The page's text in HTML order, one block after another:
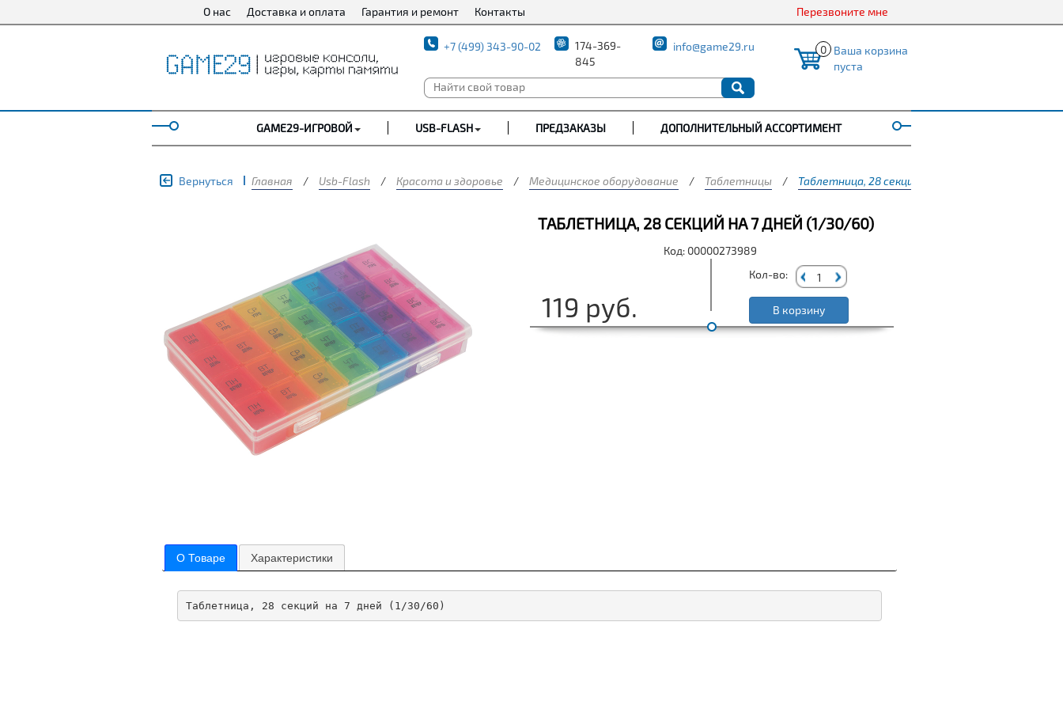
О нас Доставка и оплата Гарантия и ремонт Контакты Перезвоните мне
+7 (499) 343-90-02
174-369-
845
info@game29.ru 0 Ваша корзина
пуста
GAME29-ИГРОВОЙ USB-FLASH ПРЕДЗАКАЗЫ ДОПОЛНИТЕЛЬНЫЙ АССОРТИМЕНТ
Вернуться Главная / Usb-Flash / Красота и здоровье / Медицинское оборудование / Таблетницы / Таблетница, 28 секций на 7 дней (1/30/60)
ТАБЛЕТНИЦА, 28 СЕКЦИЙ НА 7 ДНЕЙ (1/30/60)
Код: 00000273989
119 руб.
Кол-во:
В корзину
О Товаре Характеристики
Таблетница, 28 секций на 7 дней (1/30/60)